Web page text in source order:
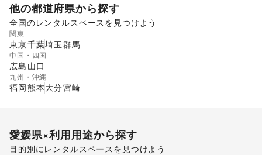
他の都道府県から探す
全国のレンタルスペースを見つけよう
関東
東京千葉埼玉 群馬
中国・四国
広島 山口
九州・沖縄
福岡熊本大分宮崎
愛媛県×利用用途から探す
目的別にレンタルスペースを見つけよう